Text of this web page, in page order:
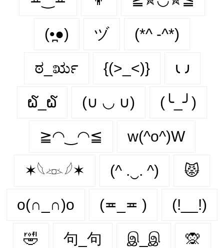
(•̪●) ヅ (*^ -^*)
ಠ_ರೃ {(>_<)} 𐑧 𐑨
໖_໖ (∪ ◡ ∪) (╰_╯)
≧◠‿◠≦ w(^o^)W
✶𓆩𓁺𓆪✶ (^ .‿. ^) 😾
o(∩_∩)o (≖_≖ ) (!__!)
🤣 句_句 இ_இ 🙊